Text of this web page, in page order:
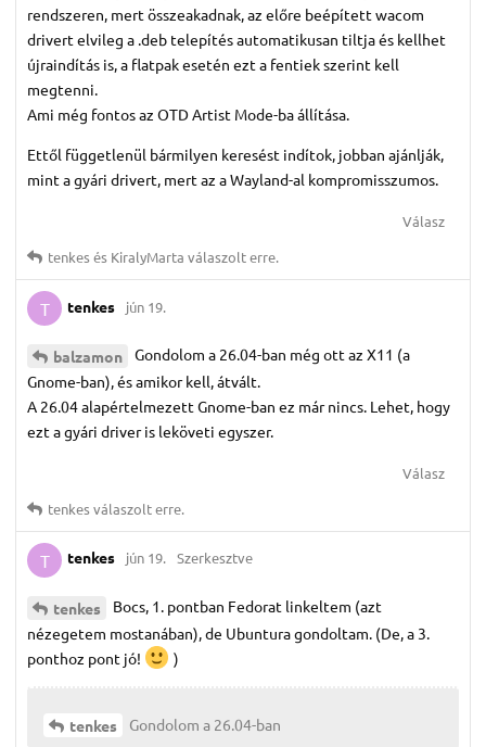
rendszeren, mert összeakadnak, az előre beépített wacom
drivert elvileg a .deb telepítés automatikusan tiltja és kellhet
újraindítás is, a flatpak esetén ezt a fentiek szerint kell
megtenni.
Ami még fontos az OTD Artist Mode-ba állítása.
Ettől függetlenül bármilyen keresést indítok, jobban ajánlják,
mint a gyári drivert, mert az a Wayland-al kompromisszumos.
Válasz
tenkesés KiralyMarta válaszolt erre.
T tenkes jún 19.
balzamon
Gondolom a 26.04-ban még ott az X11 (a
Gnome-ban), és amikor kell, átvált.
A 26.04 alapértelmezett Gnome-ban ez már nincs. Lehet, hogy
ezt a gyári driver is leköveti egyszer.
Válasz
tenkesválaszolt erre.
T tenkes jún 19. Szerkesztve
tenkes
Bocs, 1. pontban Fedorat linkeltem (azt
nézegetem mostanában), de Ubuntura gondoltam. (De, a 3.
ponthoz pont jó!
)
tenkes Gondolom a 26.04-ban